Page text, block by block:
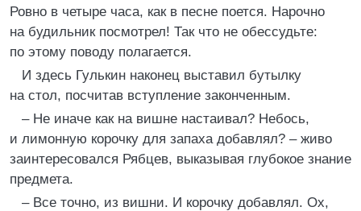
Ровно в четыре часа, как в песне поется. Нарочно
на будильник посмотрел! Так что не обессудьте:
по этому поводу полагается.
И здесь Гулькин наконец выставил бутылку
на стол, посчитав вступление законченным.
– Не иначе как на вишне настаивал? Небось,
и лимонную корочку для запаха добавлял? – живо
заинтересовался Рябцев, выказывая глубокое знание
предмета.
– Все точно, из вишни. И корочку добавлял. Ох,